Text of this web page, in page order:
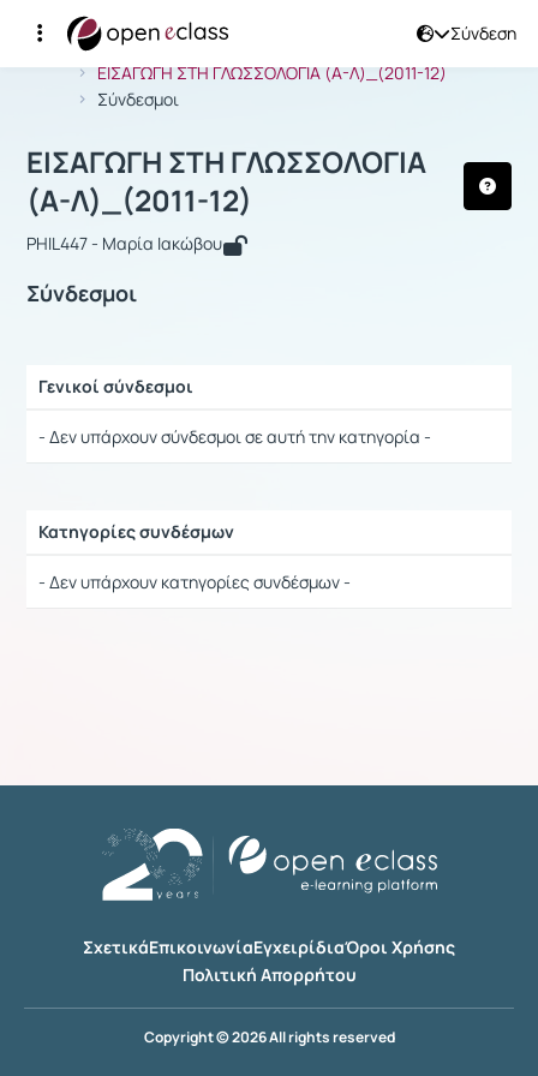
Σύνδεση
Αρχική Σελίδα
ΕΙΣΑΓΩΓΗ ΣΤΗ ΓΛΩΣΣΟΛΟΓΙΑ (Α-Λ)_(2011-12)
Σύνδεσμοι
Μάθημα : ΕΙΣΑΓΩΓΗ ΣΤΗ
ΕΙΣΑΓΩΓΗ ΣΤΗ ΓΛΩΣΣΟΛΟΓΙΑ
(Α-Λ)_(2011-12)
PHIL447 - Μαρία Ιακώβου
Σύνδεσμοι
Γενικοί σύνδεσμοι
- Δεν υπάρχουν σύνδεσμοι σε αυτή την κατηγορία -
Κατηγορίες συνδέσμων
- Δεν υπάρχουν κατηγορίες συνδέσμων -
ΣχετικάΕπικοινωνίαΕγχειρίδιαΌροι Χρήσης
Πολιτική Απορρήτου
Copyright © 2026 All rights reserved